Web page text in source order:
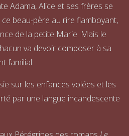
Adama, Alice et ses frères se
ce beau-père au rire flamboyant,
de la petite Marie. Mais le
va devoir composer à sa
familial.
sur les enfances volées et les
par une langue incandescente